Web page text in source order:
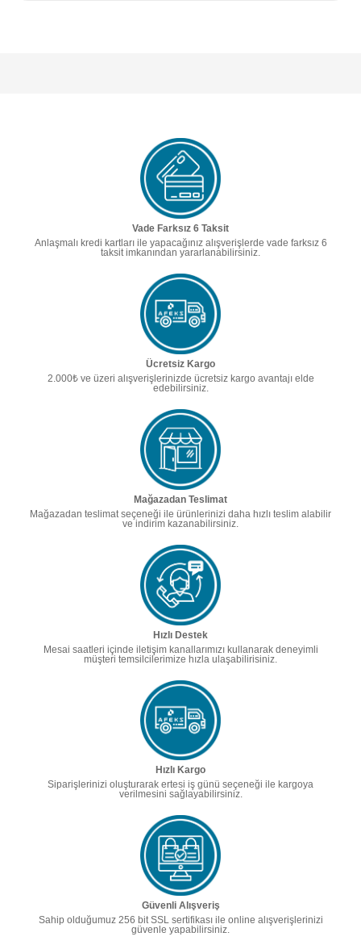
Vade Farksız 6 Taksit
Anlaşmalı kredi kartları ile yapacağınız alışverişlerde vade farksız 6
taksit imkanından yararlanabilirsiniz.
Ücretsiz Kargo
2.000₺ ve üzeri alışverişlerinizde ücretsiz kargo avantajı elde
edebilirsiniz.
Mağazadan Teslimat
Mağazadan teslimat seçeneği ile ürünlerinizi daha hızlı teslim alabilir
ve indirim kazanabilirsiniz.
Hızlı Destek
Mesai saatleri içinde iletişim kanallarımızı kullanarak deneyimli
müşteri temsilcilerimize hızla ulaşabilirisiniz.
Hızlı Kargo
Siparişlerinizi oluşturarak ertesi iş günü seçeneği ile kargoya
verilmesini sağlayabilirsiniz.
Güvenli Alışveriş
Sahip olduğumuz 256 bit SSL sertifikası ile online alışverişlerinizi
güvenle yapabilirsiniz.